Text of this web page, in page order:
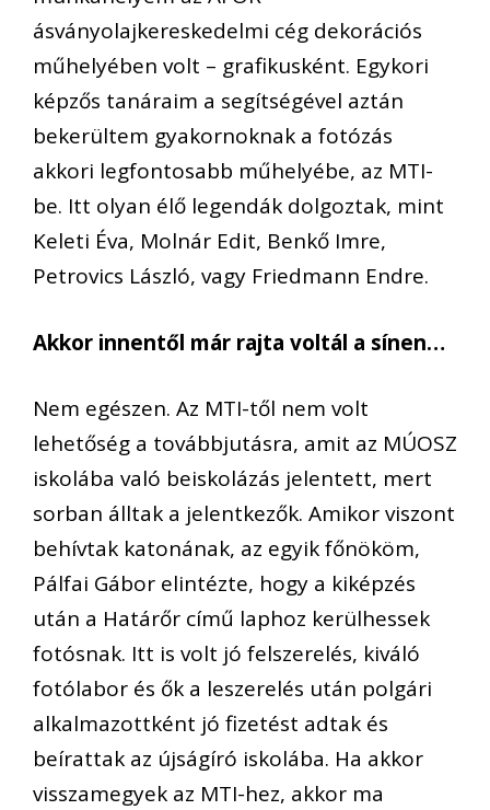
ásványolajkereskedelmi cég dekorációs
műhelyében volt – grafikusként. Egykori
képzős tanáraim a segítségével aztán
bekerültem gyakornoknak a fotózás
akkori legfontosabb műhelyébe, az MTI-
be. Itt olyan élő legendák dolgoztak, mint
Keleti Éva, Molnár Edit, Benkő Imre,
Petrovics László, vagy Friedmann Endre.
Akkor innentől már rajta voltál a sínen…
Nem egészen. Az MTI-től nem volt
lehetőség a továbbjutásra, amit az MÚOSZ
iskolába való beiskolázás jelentett, mert
sorban álltak a jelentkezők. Amikor viszont
behívtak katonának, az egyik főnököm,
Pálfai Gábor elintézte, hogy a kiképzés
után a Határőr című laphoz kerülhessek
fotósnak. Itt is volt jó felszerelés, kiváló
fotólabor és ők a leszerelés után polgári
alkalmazottként jó fizetést adtak és
beírattak az újságíró iskolába. Ha akkor
visszamegyek az MTI-hez, akkor ma